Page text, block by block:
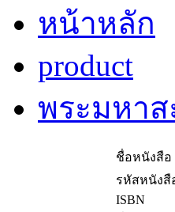
หน้าหลัก
product
พระมหา
ชื่อหนังสือ
รหัสหนังสื
ISBN